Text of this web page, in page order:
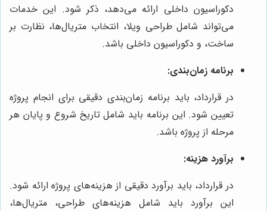
دکوراسیون داخلی ارائه می‌دهد، ذکر شود. این خدمات
می‌تواند شامل طراحی ویلا، انتخاب متریال‌ها، نظارت بر
ساخت، و دکوراسیون داخلی باشد.
برنامه زمان‌بندی:
در قرارداد، باید برنامه زمان‌بندی دقیقی برای انجام پروژه
تعیین شود. این برنامه باید شامل تاریخ شروع و پایان هر
مرحله از پروژه باشد.
برآورد هزینه:
در قرارداد، باید برآورد دقیقی از هزینه‌های پروژه ارائه شود.
این برآورد باید شامل هزینه‌های طراحی، متریال‌ها،